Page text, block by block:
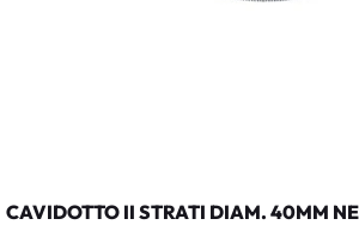
CAVIDOTTO II STRATI DIAM. 40MM